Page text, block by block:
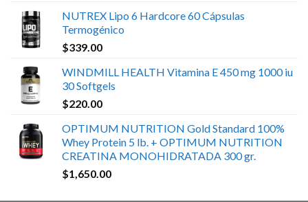
NUTREX Lipo 6 Hardcore 60 Cápsulas
Termogénico
$339.00
WINDMILL HEALTH Vitamina E 450 mg 1000 iu
30 Softgels
$220.00
OPTIMUM NUTRITION Gold Standard 100%
Whey Protein 5 lb. + OPTIMUM NUTRITION
CREATINA MONOHIDRATADA 300 gr.
$1,650.00